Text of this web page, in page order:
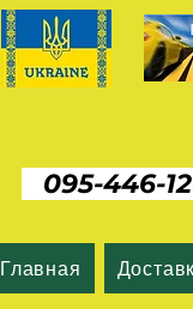
095-446-
Главная